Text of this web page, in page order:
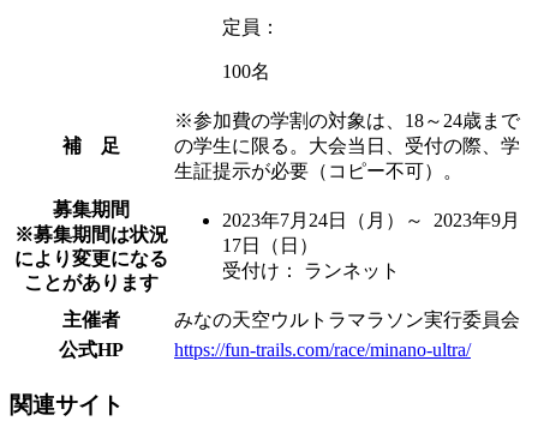
定員：
100名
補 足
※参加費の学割の対象は、18～24歳まで
の学生に限る。大会当日、受付の際、学
生証提示が必要（コピー不可）。
募集期間
※募集期間は状況
により変更になる
ことがあります
2023年7月24日 （月）
～ 2023年9月
17日
（日）
受付け： ランネット
主催者
みなの天空ウルトラマラソン実行委員会
公式HP
https://fun-trails.com/race/minano-ultra/
関連サイト